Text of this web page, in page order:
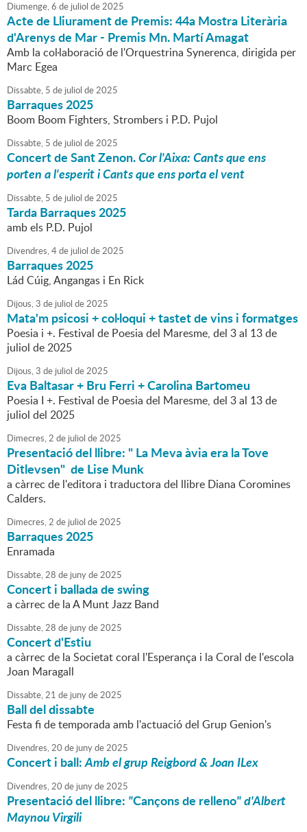
Diumenge,6 de juliol de2025
Acte de Lliurament de Premis: 44a Mostra Literària
d'Arenys de Mar - Premis Mn. Martí Amagat
Amb la col·laboració de l'Orquestrina Synerenca, dirigida per
Marc Egea
Dissabte, 5 de juliol de2025
Barraques 2025
Boom Boom Fighters, Strombers i P.D. Pujol
Dissabte, 5 de juliol de2025
Concert de Sant Zenon.Cor l'Aixa: Cants que ens
porten a l'esperit i Cants que ens porta el vent
Dissabte, 5 de juliol de2025
Tarda Barraques 2025
amb els P.D. Pujol
Divendres,4de juliol de2025
Barraques 2025
Lád Cúig, Angangas i En Rick
Dijous,3 de juliol de2025
Mata'm psicosi + col·loqui + tastet de vins i formatges
Poesia i +. Festival de Poesia del Maresme, del 3 al 13 de
juliol de 2025
Dijous,3 de juliol de2025
Eva Baltasar + Bru Ferri + Carolina Bartomeu
Poesia I +. Festival de Poesia del Maresme, del 3 al 13 de
juliol del 2025
Dimecres,2 de juliol de2025
Presentació del llibre: " La Meva àvia era la Tove
Ditlevsen" de Lise Munk
a càrrec de l'editora i traductora del llibre Diana Coromines
Calders.
Dimecres,2 de juliol de2025
Barraques 2025
Enramada
Dissabte,28 de junyde2025
Concert i ballada de swing
a càrrec de la A Munt Jazz Band
Dissabte,28 de junyde2025
Concert d'Estiu
a càrrec de la Societat coral l'Esperança i la Coral de l'escola
Joan Maragall
Dissabte,21 de junyde2025
Ball del dissabte
Festa fi de temporada amb l'actuació del Grup Genion's
Divendres,20 de junyde2025
Concert i ball:Amb el grup Reigbord & Joan ILex
Divendres,20 de junyde2025
Presentació del llibre: "Cançons de relleno" d'Albert
Maynou Virgili